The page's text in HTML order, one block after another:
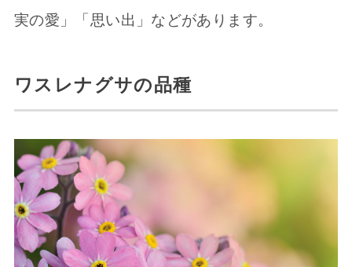
実の愛」「思い出」などがあります。
ワスレナグサの品種